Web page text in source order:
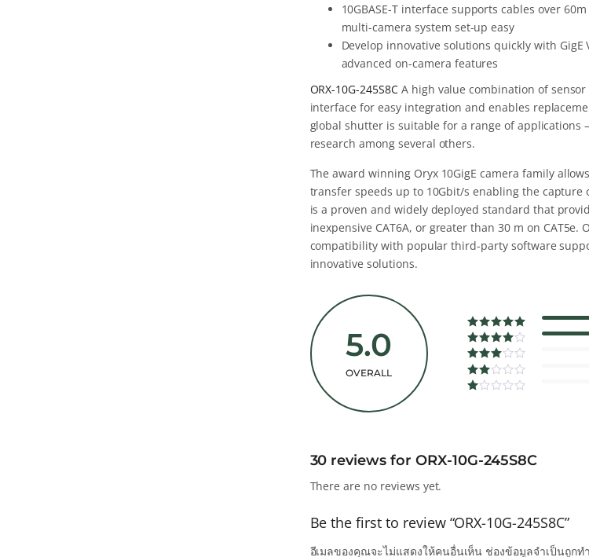
10GBASE-T interface supports cables over
multi-camera system set-up easy
Develop innovative solutions quickly with
advanced on-camera features
ORX-10G-245S8CA high value combination of
interface for easy integration and enables
global shutter is suitable for a range of applications
research among several others.
The award winning Oryx 10GigE camera family
transfer speeds up to 10Gbit/s enabling the capture
is a proven and widely deployed standard that
inexpensive CAT6A, or greater than 30 m on
compatibility with popular third-party software
innovative solutions.
5.0
OVERALL
30 reviews for ORX-10G-245S8C
There are no reviews yet.
Be the first to review “ORX-10G-245S8C”
อีเมลของคุณจะไม่แสดงให้คนอื่นเห็น ช่องข้อมูลจำเป็นถูกท